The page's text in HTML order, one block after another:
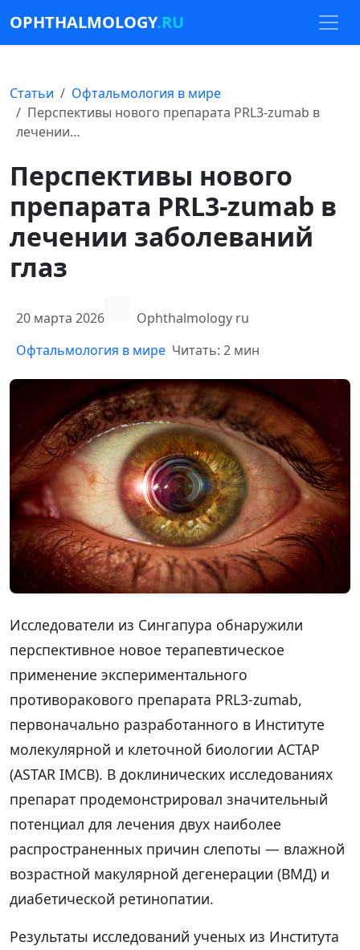
OPHTHALMOLOGY.RU
Статьи
Офтальмология в мире
Перспективы нового препарата PRL3-zumab в
лечении…
Перспективы нового
препарата PRL3-zumab в
лечении заболеваний
глаз
20 марта 2026
Ophthalmology ru
Офтальмология в мире Читать: 2 мин
Исследователи из Сингапура обнаружили
перспективное новое терапевтическое
применение экспериментального
противоракового препарата PRL3-zumab,
первоначально разработанного в Институте
молекулярной и клеточной биологии АСТАР
(ASTAR IMCB). В доклинических исследованиях
препарат продемонстрировал значительный
потенциал для лечения двух наиболее
распространенных причин слепоты — влажной
возрастной макулярной дегенерации (ВМД) и
диабетической ретинопатии.
Результаты исследований ученых из Института